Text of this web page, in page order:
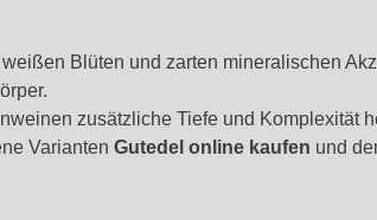
Blüten und zarten mineralischen
zusätzliche Tiefe und Komplexität
Varianten Gutedel online kaufen und